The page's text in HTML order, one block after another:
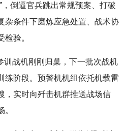
，倒逼官兵跳出常规预案、打破
杂条件下磨炼应急处置、战术协
检验。
训战机刚刚归巢，下一批次战机
练阶段。预警机机组依托机载雷
，实时向歼击机群推送战场信